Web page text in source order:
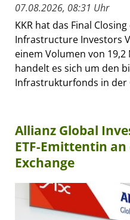
07.08.2026, 08:31 Uhr
KKR hat das Final
Infrastructure Investors
einem Volumen von
handelt es sich um den
Infrastrukturfonds in der
Allianz Global
ETF-Emittentin an
Exchange